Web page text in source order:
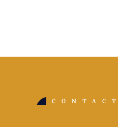
CONTACT